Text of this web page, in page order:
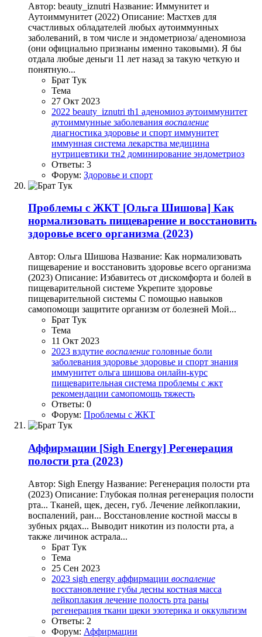
Автор: beauty_iznutri Название: Иммунитет и
Аутоиммунитет (2022) Описание: Мастхев для
счастливых обладателей любых аутоиммунных
заболеваний, в том числе и эндометриоза/ аденомиоза
(они официально признаны именно таковыми). Я бы
отдала любые деньги 11 лет назад за такую четкую и
понятную...
Брат Тук
Тема
27 Окт 2023
2022 beauty_iznutri th1 аденомиоз аутоиммунитет
аутоиммунные заболевания воспаление
диагностика здоровье и спорт иммунитет
иммунная система лекарства медицина
нутрицевтики тн2 доминирование эндометриоз
Ответы: 3
Форум: Здоровье и спорт
Проблемы с ЖКТ [Ольга Шишова] Как
нормализовать пищеварение и восстановить
здоровье всего организма (2023)
Автор: Ольга Шишова Название: Как нормализовать
пищеварение и восстановить здоровье всего организма
(2023) Описание: Избавитесь от дискомфорта и болей в
пищеварительной системе Укрепите здоровье
пищеварительной системы С помощью навыков
самопомощи защитите организм от болезней Мой...
Брат Тук
Тема
11 Окт 2023
2023 вздутие воспаление головные боли
заболевания здоровье здоровье и спорт знания
иммунитет ольга шишова онлайн-курс
пищеварительная система проблемы с жкт
рекомендации самопомощь тяжесть
Ответы: 0
Форум: Проблемы с ЖКТ
Аффирмации [Sigh Energy] Регенерация
полости рта (2023)
Автор: Sigh Energy Название: Регенерация полости рта
(2023) Описание: Глубокая полная регенерация полости
рта... Тканей, щек, десен, губ. Лечение лейкоплакии,
воспалений, ран... Восстановление костной массы в
зубных рядах... Выводит никотин из полости рта, а
также личинок астрала...
Брат Тук
Тема
25 Сен 2023
2023 sigh energy аффирмации воспаление
восстановление губы десны костная масса
лейкоплакия лечение полость рта раны
регенерация ткани щеки эзотерика и оккультизм
Ответы: 2
Форум: Аффирмации